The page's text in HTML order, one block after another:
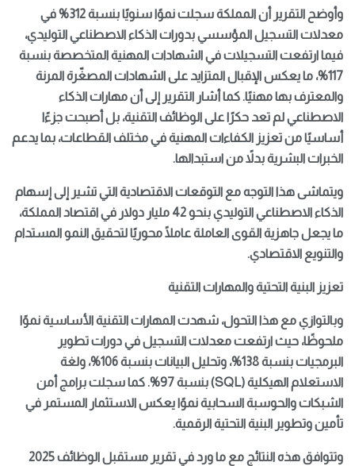
وأوضح التقرير أن المملكة سجلت نموًا سنويًا بنسبة 312% في
معدلات التسجيل المؤسسي بدورات الذكاء الاصطناعي التوليدي،
فيما ارتفعت التسجيلات في الشهادات المهنية المتخصصة بنسبة
117%، ما يعكس الإقبال المتزايد على الشهادات المصغّرة المرنة
والمعترف بها مهنيًا. كما أشار التقرير إلى أن مهارات الذكاء
الاصطناعي لم تعد حكرًا على الوظائف التقنية، بل أصبحت جزءًا
أساسيًا من تعزيز الكفاءات المهنية في مختلف القطاعات، بما يدعم
الخبرات البشرية بدلاً من استبدالها.
ويتماشى هذا التوجه مع التوقعات الاقتصادية التي تشير إلى إسهام
الذكاء الاصطناعي التوليدي بنحو 42 مليار دولار في اقتصاد المملكة،
ما يجعل جاهزية القوى العاملة عاملًا محوريًا لتحقيق النمو المستدام
والتنويع الاقتصادي.
تعزيز البنية التحتية والمهارات التقنية
وبالتوازي مع هذا التحول، شهدت المهارات التقنية الأساسية نموًا
ملحوظًا، حيث ارتفعت معدلات التسجيل في دورات تطوير
البرمجيات بنسبة 138%، وتحليل البيانات بنسبة 106%، ولغة
الاستعلام الهيكلية (SQL) بنسبة 97%. كما سجلت برامج أمن
الشبكات والحوسبة السحابية نموًا يعكس الاستثمار المستمر في
تأمين وتطوير البنية التحتية الرقمية.
وتتوافق هذه النتائج مع ما ورد في تقرير مستقبل الوظائف 2025